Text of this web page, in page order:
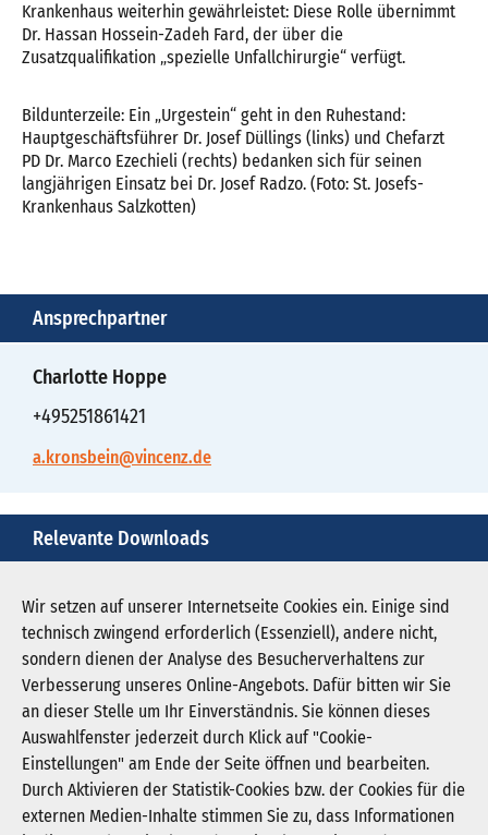
Wir setzen auf unserer Internetseite Cookies ein. Einige sind
technisch zwingend erforderlich (Essenziell), andere nicht,
sondern dienen der Analyse des Besucherverhaltens zur
Verbesserung unseres Online-Angebots. Dafür bitten wir Sie
an dieser Stelle um Ihr Einverständnis. Sie können dieses
Auswahlfenster jederzeit durch Klick auf "Cookie-
Einstellungen" am Ende der Seite öffnen und bearbeiten.
Durch Aktivieren der Statistik-Cookies bzw. der Cookies für die
externen Medien-Inhalte stimmen Sie zu, dass Informationen
Krankenhaus weiterhin gewährleistet: Diese Rolle übernimmt
Dr. Hassan Hossein-Zadeh Fard, der über die
Zusatzqualifikation „spezielle Unfallchirurgie“ verfügt.
Bildunterzeile: Ein „Urgestein“ geht in den Ruhestand:
Hauptgeschäftsführer Dr. Josef Düllings (links) und Chefarzt
PD Dr. Marco Ezechieli (rechts) bedanken sich für seinen
langjährigen Einsatz bei Dr. Josef Radzo. (Foto: St. Josefs-
Krankenhaus Salzkotten)
Ansprechpartner
Charlotte Hoppe
+495251861421
a.kronsbein@vincenz.de
Relevante Downloads
radzo-in-den-ruhestand-verabschiedet-1.jpg
Download JPG (139 KB)
Newsletter abonnieren
Registrieren